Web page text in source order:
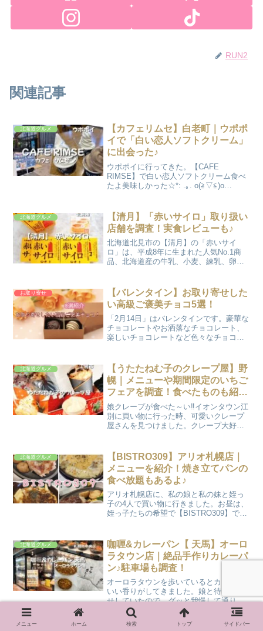
RUN2
関連記事
北海道グルメ
【カフェリムセ】白老町｜ウポポ
イで「白い恋人ソフトクリーム」
に出会った♪
ウポポイに行ってきた。【CAFE
RIMSE】で白い恋人ソフトクリーム食べ
たよ美味しかった☆*: .｡. o(≧▽≦)o
白い恋人ソフトクリームウポポイの入...
北海道グルメ
【清月】「赤いサイロ」取り扱い
店舗を調査！実食レビューも♪
北海道北見市の【清月】の「赤いサイ
ロ」は、平成8年に生まれた人気No.1商
品、北海道産の牛乳、小麦、練乳、卵を
五輪のカーリング女子日本代表「LOCO
SOLARE（L...
お取り寄せ
【バレンタイン】お取り寄せした
い高級ご褒美チョコ5選！
「2月14日」はバレンタインです。豪華な
チョコレートやお洒落なチョコレート、
楽しいチョコレートなど色々なチョコレ
は、バレンタインに贈りたい「お取り寄
せ」したい「高級ご...
北海道グルメ
【うたたねむ子のクレープ屋】野
幌｜メニューや期間限定のいちご
フェアを調査！食べたものも紹介
します♪
娘クレープが食べた～い‼イオンタウン江
別に買い物に行った時、可愛いクレープ
屋さんを見つけました。クレープ大好き
ン江別1Fにある【うたたねむ子のクレー
プ屋】のメニュー...
北海道グルメ
【BISTRO309】アリオ札幌店｜
メニューを紹介！焼き立てパンの
食べ放題もあるよ♪
アリオ札幌店に、私の娘と私の妹と姪っ
子の4人で買い物に行きました。お昼は、
姪っ子たちの希望で【BISTRO309】で食
や私たちが食べたものを紹介します。
【BISTRO309...
北海道グルメ
咖喱&カレーパン【 天馬】オーロ
ラタウン店｜絶品手作りカレーパ
ン♪駐車場も調査！
オーロラタウンを歩いているとカレーの
いい香りがしてきました。娘と待ち合わ
せしていたので、グッと我慢して通り過
ぎました^^;帰りにまた通ると、やっぱり
カレーのいい香り(≧∇≦)ﾉRUN2美味しそう
な香りだね！娘【天馬】のカレーの香り
メニュー ホーム 検索 トップ サイドバー